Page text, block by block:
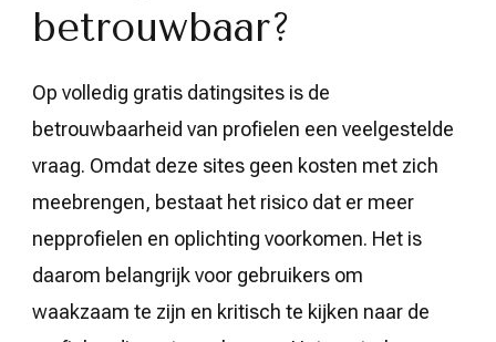
betrouwbaar?
Op volledig gratis datingsites is de
betrouwbaarheid van profielen een veelgestelde
vraag. Omdat deze sites geen kosten met zich
meebrengen, bestaat het risico dat er meer
nepprofielen en oplichting voorkomen. Het is
daarom belangrijk voor gebruikers om
waakzaam te zijn en kritisch te kijken naar de